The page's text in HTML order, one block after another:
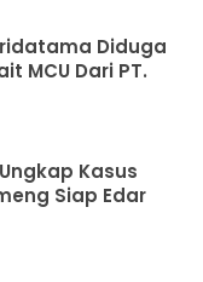
MCU Dari PT.
Kasus
Siap Edar